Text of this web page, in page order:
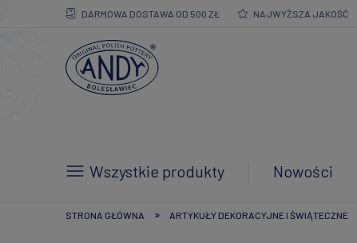
DARMOWA DOSTAWA OD 500 ZŁ NAJWYŻSZA JAKOŚĆ
Wszystkie produkty Nowości
STRONA GŁÓWNA » ARTYKUŁY DEKORACYJNE I ŚWIĄTECZNE